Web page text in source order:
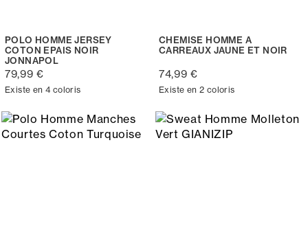
POLO HOMME JERSEY
COTON EPAIS NOIR
JONNAPOL
79,99 €
Existe en 4 coloris
CHEMISE HOMME A
CARREAUX JAUNE ET NOIR
74,99 €
Existe en 2 coloris